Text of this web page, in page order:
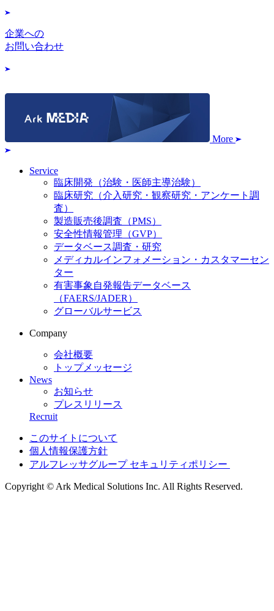
企業への
お問い合わせ
More
Service
臨床開発（治験・医師主導治験）
臨床研究（介入研究・観察研究・アンケート調
査）
製造販売後調査（PMS）
安全性情報管理（GVP）
データベース調査・研究
メディカルインフォメーション・カスタマーセン
ター
有害事象自発報告データベース
（FAERS/JADER）
グローバルサービス
Company
会社概要
トップメッセージ
News
お知らせ
プレスリリース
Recruit
このサイトについて
個人情報保護方針
アルフレッサグループ セキュリティポリシー
Copyright © Ark Medical Solutions Inc. All Rights Reserved.